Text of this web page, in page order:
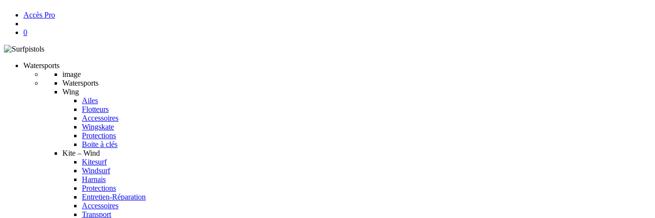
Accès Pro
0
Watersports
image
Watersports
Wing
Ailes
Flotteurs
Accessoires
Wingskate
Protections
Boite à clés
Kite – Wind
Kitesurf
Windsurf
Harnais
Protections
Entretien-Réparation
Accessoires
Transport